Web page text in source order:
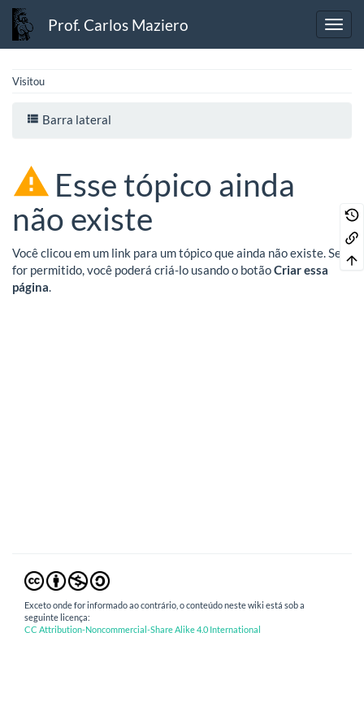
Prof. Carlos Maziero
Visitou
Barra lateral
Esse tópico ainda
não existe
Você clicou em um link para um tópico que ainda não existe. Se
for permitido, você poderá criá-lo usando o botãoCriar essa
página
Exceto onde for informado ao contrário, o conteúdo neste wiki está sob a
seguinte licença:
CC Attribution-Noncommercial-Share Alike 4.0 International